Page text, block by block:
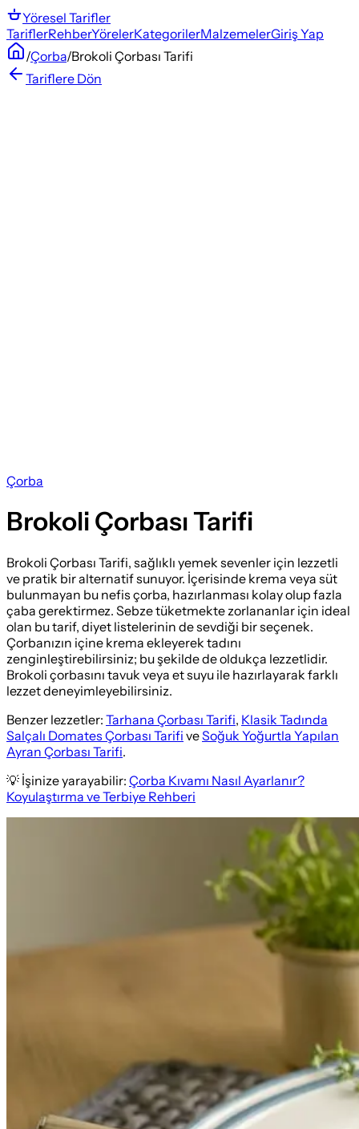
Yöresel Tarifler
TariflerRehberYörelerKategorilerMalzemelerGiriş Yap
/Çorba/Brokoli Çorbası Tarifi
Tariflere Dön
Çorba
Brokoli Çorbası Tarifi
Brokoli Çorbası Tarifi, sağlıklı yemek sevenler için lezzetli
ve pratik bir alternatif sunuyor. İçerisinde krema veya süt
bulunmayan bu nefis çorba, hazırlanması kolay olup fazla
çaba gerektirmez. Sebze tüketmekte zorlananlar için ideal
olan bu tarif, diyet listelerinin de sevdiği bir seçenek.
Çorbanızın içine krema ekleyerek tadını
zenginleştirebilirsiniz; bu şekilde de oldukça lezzetlidir.
Brokoli çorbasını tavuk veya et suyu ile hazırlayarak farklı
lezzet deneyimleyebilirsiniz.
Benzer lezzetler: Tarhana Çorbası Tarifi, Klasik Tadında
Salçalı Domates Çorbası Tarifi veSoğuk Yoğurtla Yapılan
Ayran Çorbası Tarifi.
💡 İşinize yarayabilir: Çorba Kıvamı Nasıl Ayarlanır?
Koyulaştırma ve Terbiye Rehberi